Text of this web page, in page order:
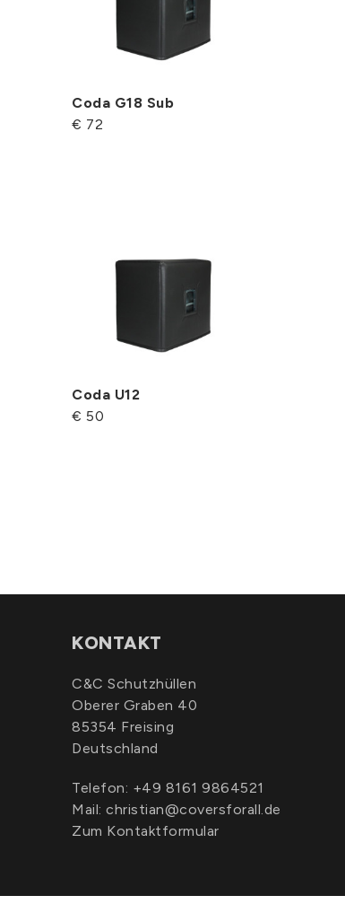
Coda G18 Sub
€ 72
Coda U12
€ 50
KONTAKT
C&C Schutzhüllen
Oberer Graben 40
85354 Freising
Deutschland
Telefon: +49 8161 9864521
Mail: christian@coversforall.de
Zum Kontaktformular